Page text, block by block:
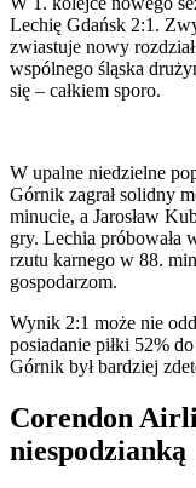
Lechię Gdańsk 2:1.
zwiastuje nowy
wspólnego śląska
się – całkiem sporo.
W upalne niedzielne
Górnik zagrał solidny
minucie, a Jarosław
gry. Lechia próbowała
rzutu karnego w 88.
gospodarzom.
Wynik 2:1 może nie
posiadanie piłki 52%
Górnik był bardziej
Corendon
niespodzianką